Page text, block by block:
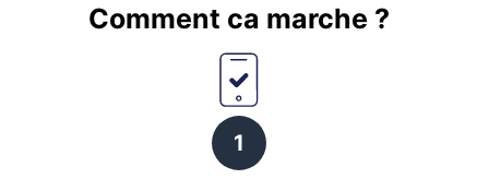
Comment ca marche ?
1